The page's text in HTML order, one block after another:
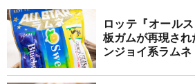
ロッテ『オール
板ガムが再現さ
ンジョイ系ラムネ